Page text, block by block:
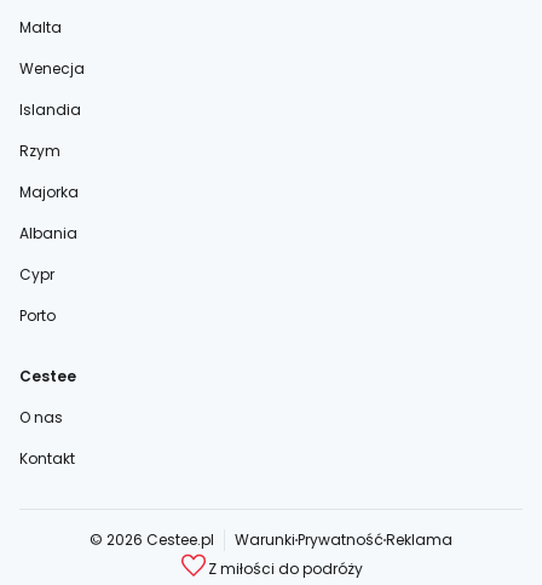
Malta
Wenecja
Islandia
Rzym
Majorka
Albania
Cypr
Porto
Cestee
O nas
Kontakt
© 2026 Cestee.pl WarunkiPrywatnośćReklama
Z miłości do podróży